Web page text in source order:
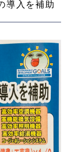
導入を補助